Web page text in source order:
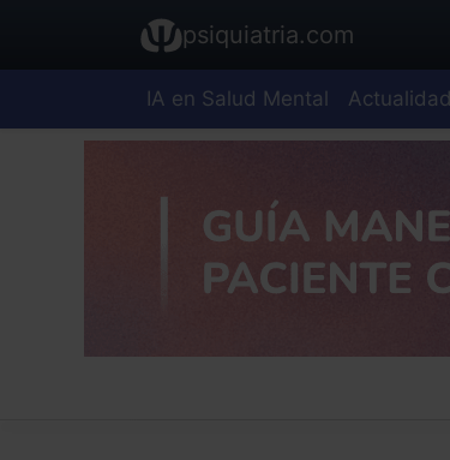
psiquiatria.com
IA en Salud Mental Actualidad